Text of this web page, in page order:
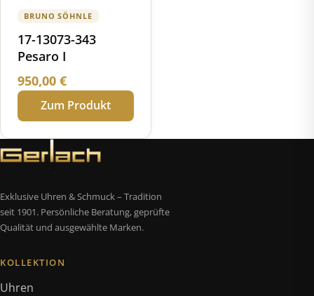
BRUNO SÖHNLE
17-13073-343
Pesaro I
950,00 €
Zum Produkt
Exklusive Uhren & Schmuck – Tradition
seit 1901. Persönliche Beratung, geprüfte
Qualität und ausgewählte Marken.
KOLLEKTION
Uhren